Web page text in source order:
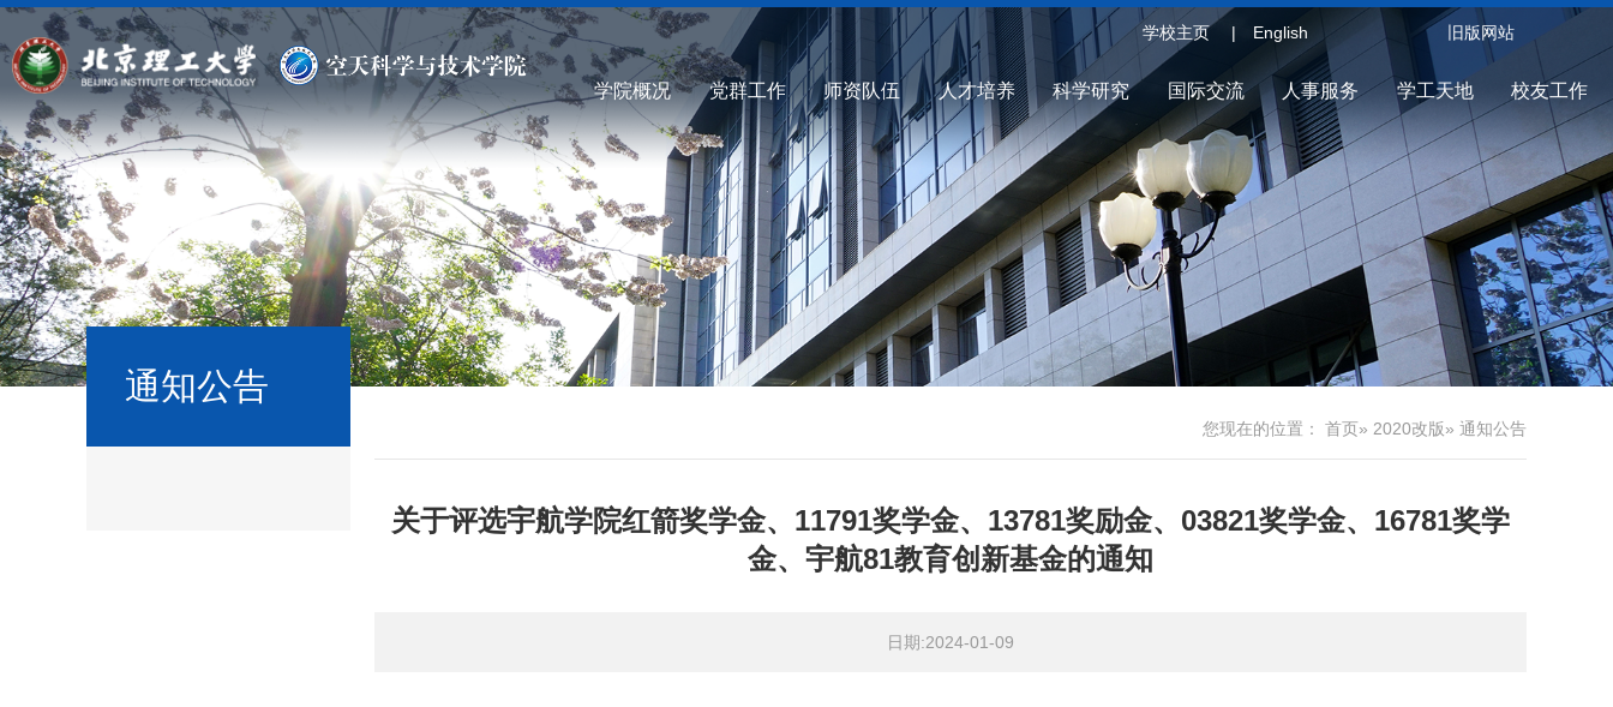
学校主页 English 旧版网站
学院概况 党群工作 师资队伍 人才培养 科学研究 国际交流 人事服务 学工天地 校友工作
通知公告
您现在的位置： 首页» 2020改版» 通知公告
关于评选宇航学院红箭奖学金、11791奖学金、13781奖励金、03821奖学金、16781奖学
金、宇航81教育创新基金的通知
日期:2024-01-09